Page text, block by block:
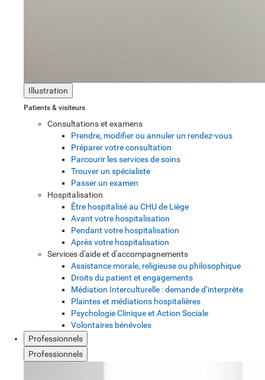
Illustration
Patients & visiteurs
Consultations et examens
Prendre, modifier ou annuler un rendez-vous
Préparer votre consultation
Parcourir les services de soins
Trouver un spécialiste
Passer un examen
Hospitalisation
Être hospitalisé au CHU de Liège
Avant votre hospitalisation
Pendant votre hospitalisation
Après votre hospitalisation
Services d'aide et d'accompagnements
Assistance morale, religieuse ou philosophique
Droits du patient et engagements
Médiation Interculturelle : demande d’interprète
Plaintes et médiations hospitalières
Psychologie Clinique et Action Sociale
Volontaires bénévoles
Professionnels
Professionnels